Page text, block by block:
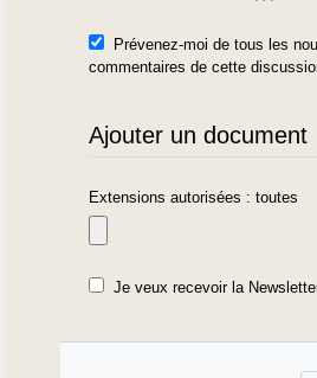
Prévenez-moi de tous les
commentaires de cette
Ajouter un document
Extensions autorisées : toutes
Je veux recevoir la